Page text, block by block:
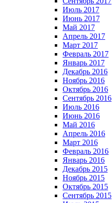
Июль 2017
Июнь 2017
Май 2017
Апрель 2017
Март 2017
Февраль 2017
Январь 2017
Декабрь 2016
Ноябрь 2016
Октябрь 2016
Сентябрь 2016
Июль 2016
Июнь 2016
Май 2016
Апрель 2016
Март 2016
Февраль 2016
Январь 2016
Декабрь 2015
Ноябрь 2015
Октябрь 2015
Сентябрь 2015